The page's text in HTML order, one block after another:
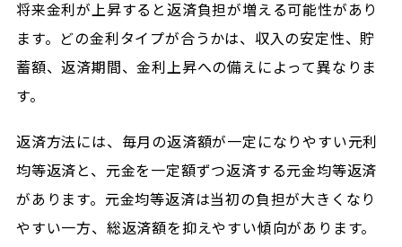
将来金利が上昇すると返済負担が増える可能性があり
ます。どの金利タイプが合うかは、収入の安定性、貯
蓄額、返済期間、金利上昇への備えによって異なりま
す。
返済方法には、毎月の返済額が一定になりやすい元利
均等返済と、元金を一定額ずつ返済する元金均等返済
があります。元金均等返済は当初の負担が大きくなり
やすい一方、総返済額を抑えやすい傾向があります。